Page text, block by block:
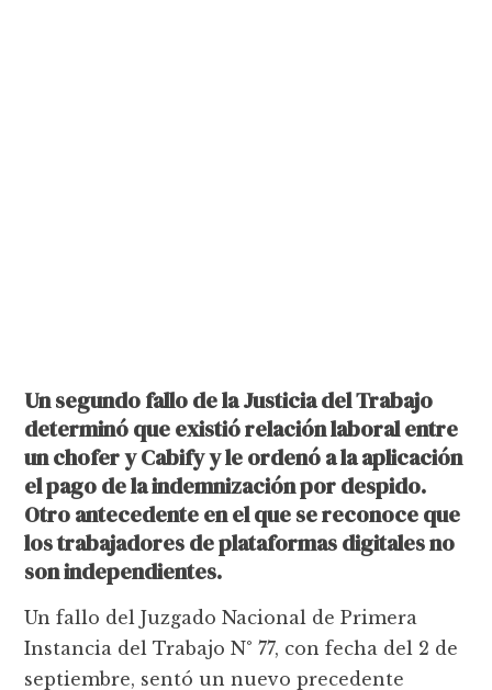
Un segundo fallo de la Justicia del Trabajo
determinó que existió relación laboral entre
un chofer y Cabify y le ordenó a la aplicación
el pago de la indemnización por despido.
Otro antecedente en el que se reconoce que
los trabajadores de plataformas digitales no
son independientes.
Un fallo del Juzgado Nacional de Primera
Instancia del Trabajo N° 77, con fecha del 2 de
septiembre, sentó un nuevo precedente